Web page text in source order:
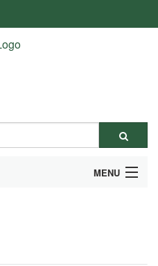
MENU